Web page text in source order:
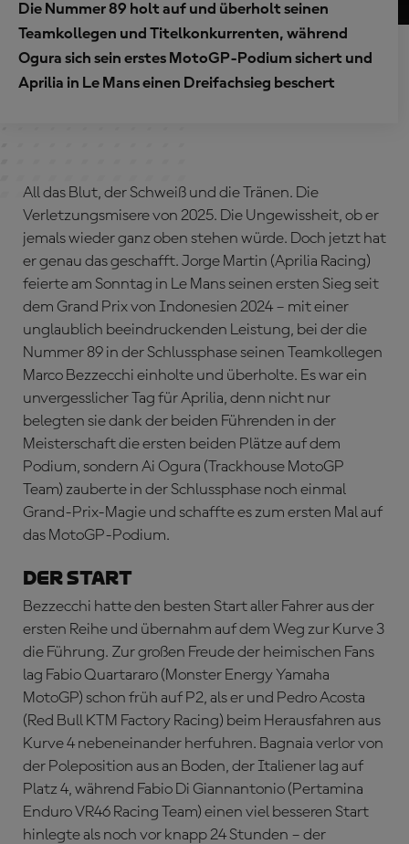
Die Nummer 89 holt auf und überholt seinen
Teamkollegen und Titelkonkurrenten, während
Ogura sich sein erstes MotoGP-Podium sichert und
Aprilia in Le Mans einen Dreifachsieg beschert
All das Blut, der Schweiß und die Tränen. Die
Verletzungsmisere von 2025. Die Ungewissheit, ob er
jemals wieder ganz oben stehen würde. Doch jetzt hat
er genau das geschafft. Jorge Martin (Aprilia Racing)
feierte am Sonntag in Le Mans seinen ersten Sieg seit
dem Grand Prix von Indonesien 2024 – mit einer
unglaublich beeindruckenden Leistung, bei der die
Nummer 89 in der Schlussphase seinen Teamkollegen
Marco Bezzecchi einholte und überholte. Es war ein
unvergesslicher Tag für Aprilia, denn nicht nur
belegten sie dank der beiden Führenden in der
Meisterschaft die ersten beiden Plätze auf dem
Podium, sondern Ai Ogura (Trackhouse MotoGP
Team) zauberte in der Schlussphase noch einmal
Grand-Prix-Magie und schaffte es zum ersten Mal auf
das MotoGP-Podium.
DER START
Bezzecchi hatte den besten Start aller Fahrer aus der
ersten Reihe und übernahm auf dem Weg zur Kurve 3
die Führung. Zur großen Freude der heimischen Fans
lag Fabio Quartararo (Monster Energy Yamaha
MotoGP) schon früh auf P2, als er und Pedro Acosta
(Red Bull KTM Factory Racing) beim Herausfahren aus
Kurve 4 nebeneinander herfuhren. Bagnaia verlor von
der Poleposition aus an Boden, der Italiener lag auf
Platz 4, während Fabio Di Giannantonio (Pertamina
Enduro VR46 Racing Team) einen viel besseren Start
hinlegte als noch vor knapp 24 Stunden – der